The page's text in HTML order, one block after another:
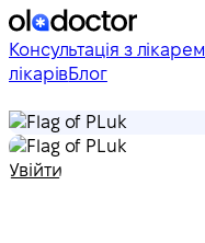
Консультація з лікарем
лікарівБлог
uk
uk
Увійти